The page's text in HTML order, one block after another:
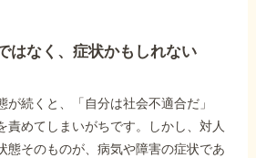
はなく、症状かもしれない
が続くと、「自分は社会不適合だ」
責めてしまいがちです。しかし、対人
態そのものが、病気や障害の症状であ